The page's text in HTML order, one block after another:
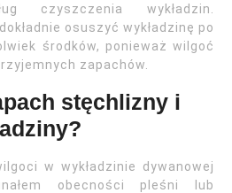
czyszczenia wykładzin.
osuszyć wykładzinę po
środków, ponieważ wilgoć
zapachów.
stęchlizny i
w wykładzinie dywanowej
obecności pleśni lub